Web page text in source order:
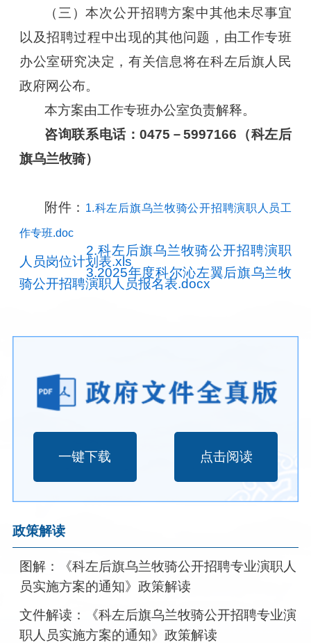
（三）本次公开招聘方案中其他未尽事宜
以及招聘过程中出现的其他问题，由工作专班
办公室研究决定，有关信息将在科左后旗人民
政府网公布。
本方案由工作专班办公室负责解释。
咨询联系电话：0475－5997166（科左后
旗乌兰牧骑）
附件： 1.科左后旗乌兰牧骑公开招聘演职人员工
作专班.doc
2.科左后旗乌兰牧骑公开招聘演职
人员岗位计划表.xls
3.2025年度科尔沁左翼后旗乌兰牧
骑公开招聘演职人员报名表.docx
一键下载 点击阅读
政策解读
图解：《科左后旗乌兰牧骑公开招聘专业演职人
员实施方案的通知》政策解读
文件解读：《科左后旗乌兰牧骑公开招聘专业演
职人员实施方案的通知》政策解读